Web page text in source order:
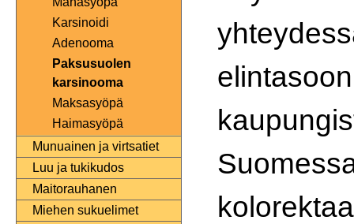
Karsinoidi
Adenooma
Paksusuolen
karsinooma
Maksasyöpä
Haimasyöpä
Munuainen ja virtsatiet
Luu ja tukikudos
Maitorauhanen
Miehen sukuelimet